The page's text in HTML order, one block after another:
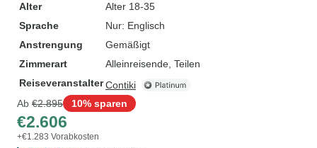
Alter
Alter 18-35
Sprache
Nur: Englisch
Anstrengung
Gemäßigt
Zimmerart
Alleinreisende, Teilen
ReiseveranstalterContiki
Ab €2.895 10% sparen
€2.606
+€1.283 Vorabkosten